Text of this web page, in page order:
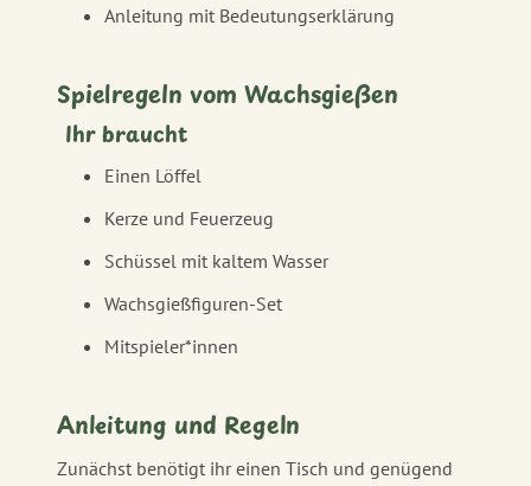
Anleitung mit Bedeutungserklärung
Spielregeln vom Wachsgießen
Ihr braucht
Einen Löffel
Kerze und Feuerzeug
Schüssel mit kaltem Wasser
Wachsgießfiguren-Set
Mitspieler*innen
Anleitung und Regeln
Zunächst benötigt ihr einen Tisch und genügend